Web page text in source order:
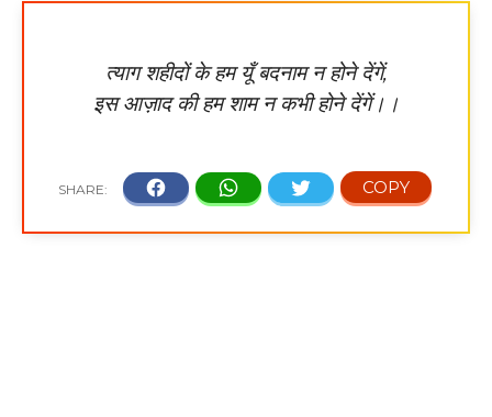
त्याग शहीदों के हम यूँ बदनाम न होने देंगें,
इस आज़ाद की हम शाम न कभी होने देंगें।।